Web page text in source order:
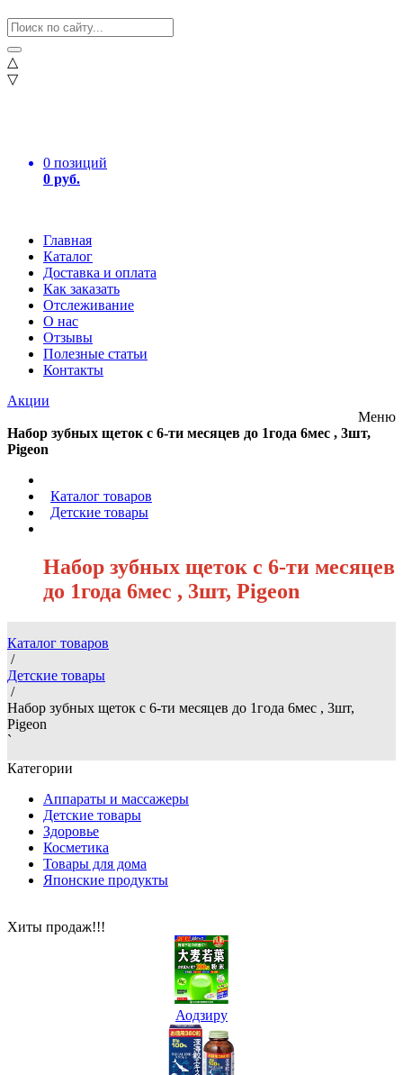
△
▽
0 позиций
0 руб.
Главная
Каталог
Доставка и оплата
Как заказать
Отслеживание
О нас
Отзывы
Полезные статьи
Контакты
Акции
Меню
Набор зубных щеток с 6-ти месяцев до 1года 6мес , 3шт,
Pigeon
Каталог товаров
Детские товары
Набор зубных щеток с 6-ти месяцев
до 1года 6мес , 3шт, Pigeon
Каталог товаров
/
Детские товары
/
Набор зубных щеток с 6-ти месяцев до 1года 6мес , 3шт,
Pigeon
`
Категории
Аппараты и массажеры
Детские товары
Здоровье
Косметика
Товары для дома
Японские продукты
Хиты продаж!!!
Аодзиру